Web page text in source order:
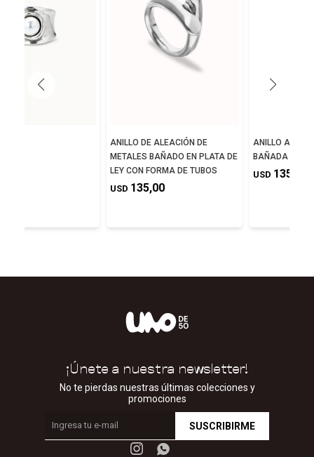
ANILLO DE ALEACIÓN DE
METALES BAÑADO EN PLATA DE
LEY CON FORMA DE TUBOS
USD 135,00
ANILLO
BAÑADA EN
USD 135,00
¡Únete a nuestra newsletter!
No te pierdas nuestras últimas colecciones y
promociones
SUSCRIBIRME
 